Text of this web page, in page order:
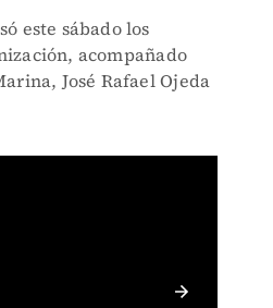
este sábado los
acompañado
José Rafael Ojeda